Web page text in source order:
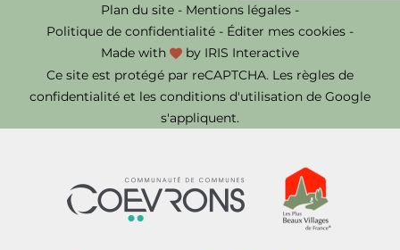
Plan du site - Mentions légales -
Politique de confidentialité - Éditer mes cookies -
Made with
by IRIS Interactive
Ce site est protégé par reCAPTCHA. Les règles de
confidentialité et les conditions d'utilisation de Google
s'appliquent.